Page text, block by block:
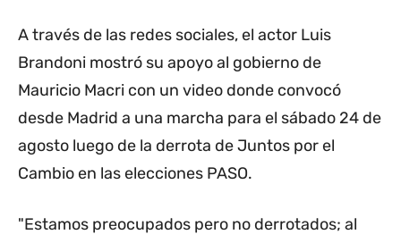
A través de las redes sociales, el actor Luis
Brandoni mostró su apoyo al gobierno de
Mauricio Macri con un video donde convocó
desde Madrid a una marcha para el sábado 24 de
agosto luego de la derrota de Juntos por el
Cambio en las elecciones PASO.
"Estamos preocupados pero no derrotados; al